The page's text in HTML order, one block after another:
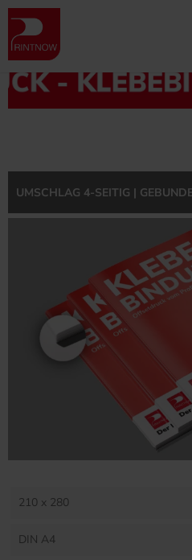
Produktübersicht
UMSCHLAG 4-SEITIG |
210 x 280
DIN A4